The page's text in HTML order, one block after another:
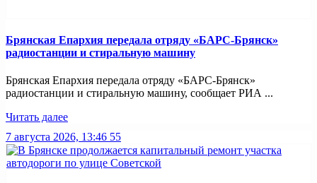
Брянская Епархия передала отряду «БАРС-Брянск»
радиостанции и стиральную машину
Брянская Епархия передала отряду «БАРС-Брянск»
радиостанции и стиральную машину, сообщает РИА ...
Читать далее
7 августа 2026, 13:46 55